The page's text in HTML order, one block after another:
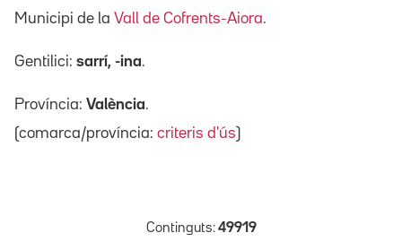
Municipi de la Vall de Cofrents-Aiora.
Gentilici: sarrí, -ina.
Província: València.
(comarca/província: criteris d'ús)
Continguts: 49919